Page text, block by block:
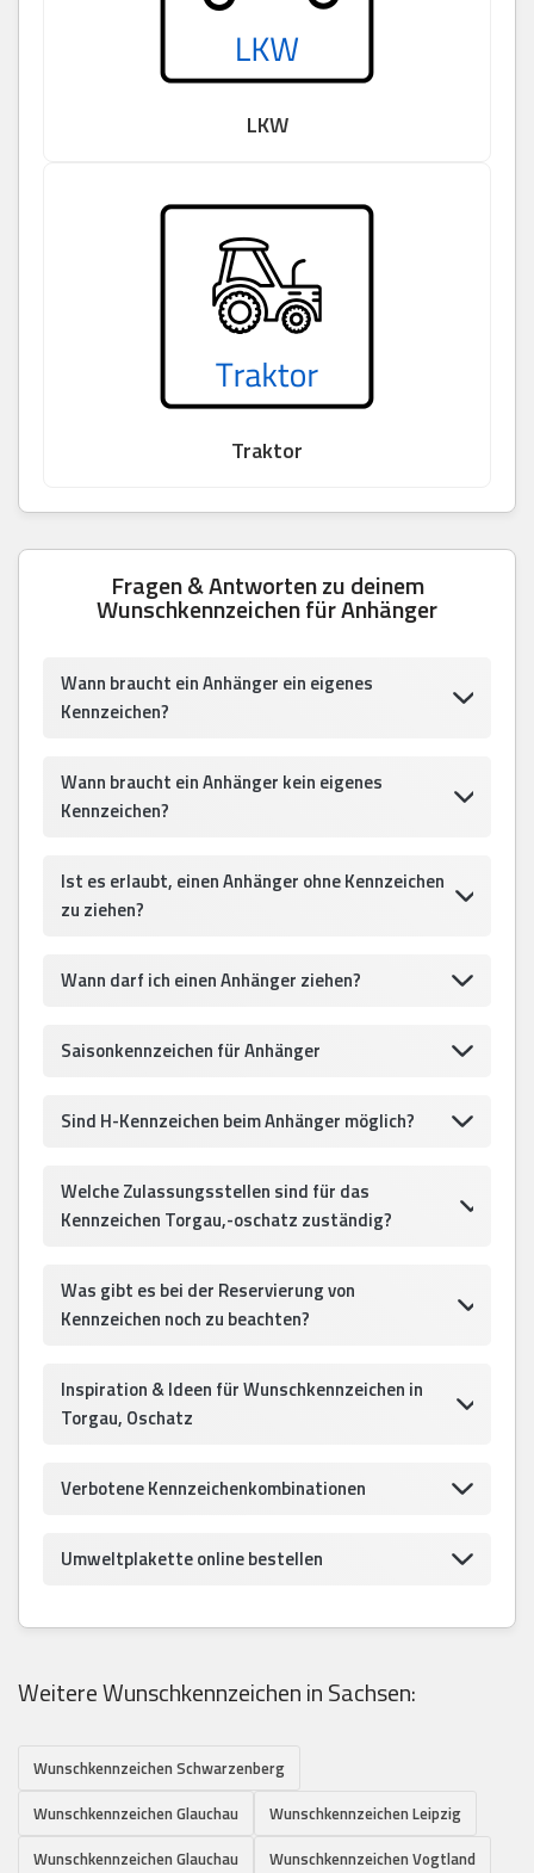
LKW
Traktor
Fragen & Antworten zu deinem
Wunschkennzeichen für Anhänger
Wann braucht ein Anhänger ein eigenes
Kennzeichen?
Wann braucht ein Anhänger kein eigenes
Kennzeichen?
Ist es erlaubt, einen Anhänger ohne Kennzeichen
zu ziehen?
Wann darf ich einen Anhänger ziehen?
Saisonkennzeichen für Anhänger
Sind H-Kennzeichen beim Anhänger möglich?
Welche Zulassungsstellen sind für das
Kennzeichen Torgau,-oschatz zuständig?
Was gibt es bei der Reservierung von
Kennzeichen noch zu beachten?
Inspiration & Ideen für Wunschkennzeichen in
Torgau, Oschatz
Verbotene Kennzeichenkombinationen
Umweltplakette online bestellen
Weitere Wunschkennzeichen in Sachsen:
Wunschkennzeichen Schwarzenberg
Wunschkennzeichen Glauchau
Wunschkennzeichen Leipzig
Wunschkennzeichen Glauchau
Wunschkennzeichen Vogtland